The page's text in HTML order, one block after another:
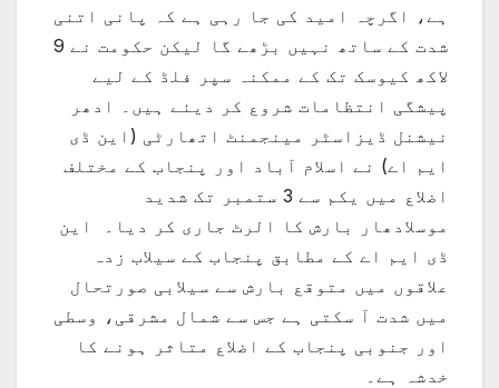
ہے، اگرچہ امید کی جا رہی ہے کہ پانی اتنی
شدت کے ساتھ نہیں بڑھے گا لیکن حکومت نے 9
لاکھ کیوسک تک کے ممکنہ سپر فلڈ کے لیے
پیشگی انتظامات شروع کر دیئے ہیں۔ ادھر
نیشنل ڈیزاسٹر مینجمنٹ اتھارٹی (این ڈی
ایم اے) نے اسلام آباد اور پنجاب کے مختلف
اضلاع میں یکم سے 3 ستمبر تک شدید
موسلادھار بارش کا الرٹ جاری کر دیا۔ این
ڈی ایم اے کے مطابق پنجاب کے سیلاب زدہ
علاقوں میں متوقع بارش سے سیلابی صورتحال
میں شدت آ سکتی ہے جس سے شمال مشرقی، وسطی
اور جنوبی پنجاب کے اضلاع متاثر ہونے کا
خدشہ ہے۔